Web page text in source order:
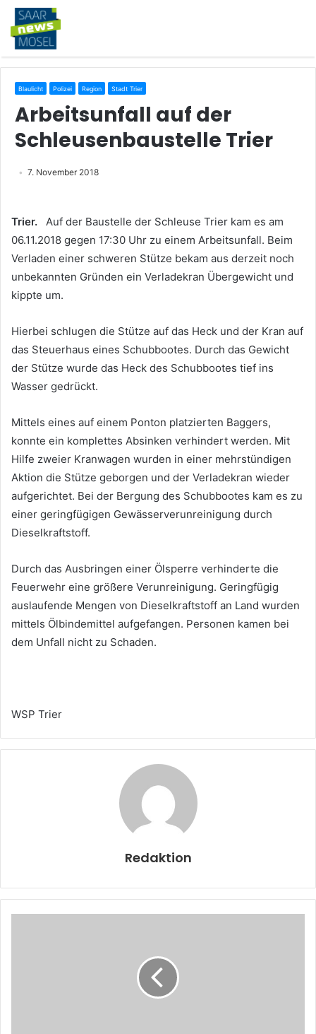
Blaulicht Polizei Region Stadt Trier
Arbeitsunfall auf der
Schleusenbaustelle Trier
7. November 2018
Trier. Auf der Baustelle der Schleuse Trier kam es am
06.11.2018 gegen 17:30 Uhr zu einem Arbeitsunfall. Beim
Verladen einer schweren Stütze bekam aus derzeit noch
unbekannten Gründen ein Verladekran Übergewicht und
kippte um.
Hierbei schlugen die Stütze auf das Heck und der Kran auf
das Steuerhaus eines Schubbootes. Durch das Gewicht
der Stütze wurde das Heck des Schubbootes tief ins
Wasser gedrückt.
Mittels eines auf einem Ponton platzierten Baggers,
konnte ein komplettes Absinken verhindert werden. Mit
Hilfe zweier Kranwagen wurden in einer mehrstündigen
Aktion die Stütze geborgen und der Verladekran wieder
aufgerichtet. Bei der Bergung des Schubbootes kam es zu
einer geringfügigen Gewässerverunreinigung durch
Dieselkraftstoff.
Durch das Ausbringen einer Ölsperre verhinderte die
Feuerwehr eine größere Verunreinigung. Geringfügig
auslaufende Mengen von Dieselkraftstoff an Land wurden
mittels Ölbindemittel aufgefangen. Personen kamen bei
dem Unfall nicht zu Schaden.
WSP Trier
Redaktion